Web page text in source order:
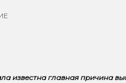
известна главная причина